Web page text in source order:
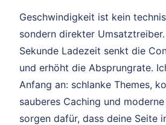
Geschwindigkeit ist kein
sondern direkter
Sekunde Ladezeit senkt die
und erhöht die Absprungrate.
Anfang an: schlanke Themes,
sauberes Caching und
sorgen dafür, dass deine Seite